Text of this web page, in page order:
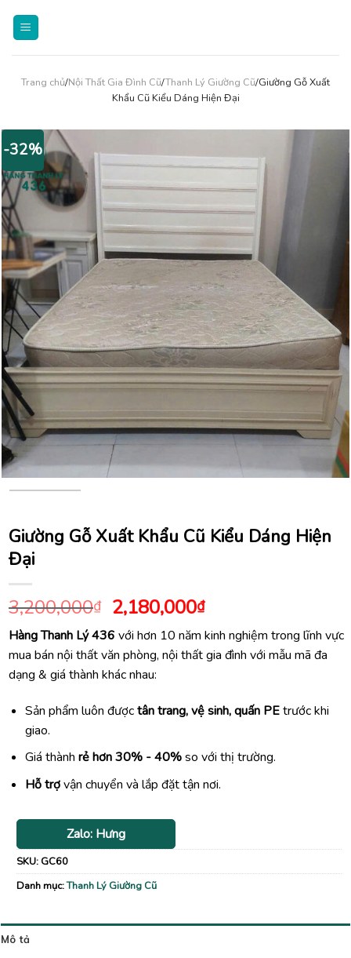
Trang chủ/Nội Thất Gia Đình Cũ/Thanh Lý Giường Cũ/Giường Gỗ Xuất
Khẩu Cũ Kiểu Dáng Hiện Đại
-32%
Giường Gỗ Xuất Khẩu Cũ Kiểu Dáng Hiện
Đại
3,200,000₫ Giá
gốc
là:
3,200,000₫.
2,180,000₫Giá
hiện
tại
là:
Hàng Thanh Lý 436 với hơn 10 năm kinh nghiệm trong lĩnh vực
mua bán nội thất văn phòng, nội thất gia đình với mẫu mã đa
dạng & giá thành khác nhau:
Sản phẩm luôn đượctân trang, vệ sinh, quấn PEtrước khi
giao.
Giá thành rẻ hơn 30% - 40%so với thị trường.
Hỗ trợvận chuyển và lắp đặt tận nơi.
Zalo: Hưng
SKU: GC60
Danh mục:Thanh Lý Giường Cũ
Mô tả